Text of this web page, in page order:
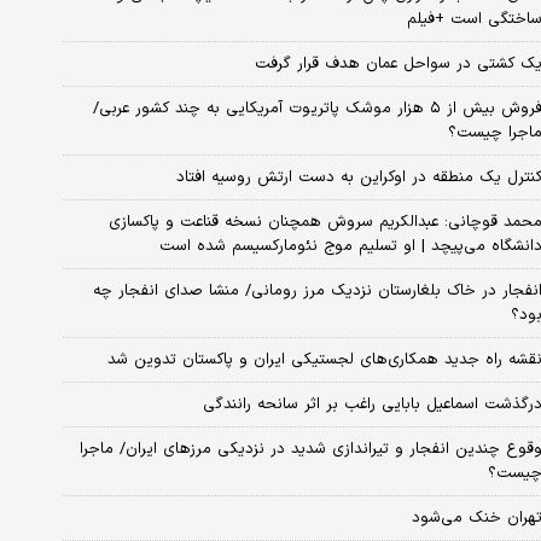
ساختگی است +فیلم
یک کشتی در سواحل عمان هدف قرار گرفت
فروش بیش از ۵ هزار موشک پاتریوت آمریکایی به چند کشور عربی/
ماجرا چیست؟
کنترل یک منطقه در اوکراین به دست ارتش روسیه افتاد
محمد قوچانی: عبدالکریم سروش همچنان نسخه قناعت و پاکسازی
دانشگاه می‌پیچد | او تسلیم موج نئومارکسیسم شده است
انفجار در خاک بلغارستان نزدیک مرز رومانی/ منشا صدای انفجار چه
بود؟
نقشه راه جدید همکاری‌های لجستیکی ایران و پاکستان تدوین شد
درگذشت اسماعیل بابایی راغب بر اثر سانحه رانندگی
وقوع چندین انفجار و تیراندازی شدید در نزدیکی مرز‌های ایران/ ماجرا
چیست؟
تهران خنک می‌شود